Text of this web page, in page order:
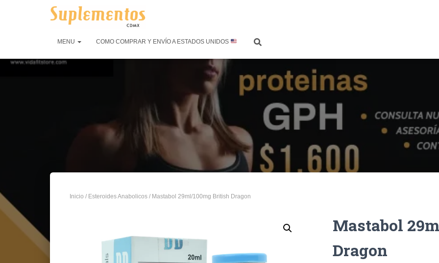
MENU COMO COMPRAR Y ENVÍO A ESTADOS UNIDOS
Inicio / Esteroides Anabolicos / Mastabol 29ml/100mg British Dragon
Mastabol
Dragon